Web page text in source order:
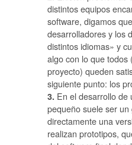
distintos equipos
software, digamos
desarrolladores y los
distintos idiomas» y
algo con lo que todos
proyecto) queden
siguiente punto: los
3. En el desarrollo de
pequeño suele ser
directamente una
realizan prototipos,